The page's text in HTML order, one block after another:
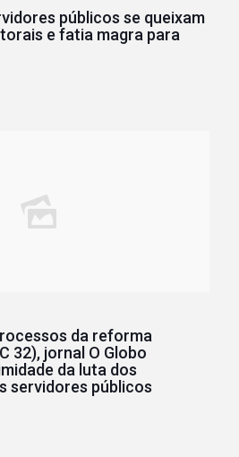
públicos se queixam
e fatia magra para
da reforma
32), jornal O Globo
da luta dos
servidores públicos